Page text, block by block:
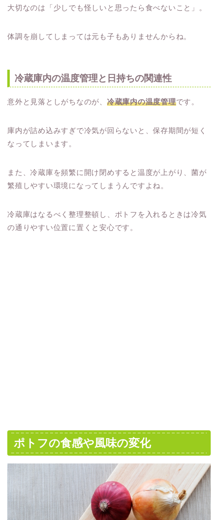
大切なのは「少しでも怪しいと思ったら食べないこと」。
体調を崩してしまっては元も子もありませんからね。
冷蔵庫内の温度管理と日持ちの関連性
意外と見落としがちなのが、 冷蔵庫内の温度管理です。
庫内が詰め込みすぎで冷気が回らないと、保存期間が短く
なってしまいます。
また、冷蔵庫を頻繁に開け閉めすると温度が上がり、菌が
繁殖しやすい環境になってしまうんですよね。
冷蔵庫はなるべく整理整頓し、ポトフを入れるときは冷気
の通りやすい位置に置くと安心です。
ポトフの食感や風味の変化